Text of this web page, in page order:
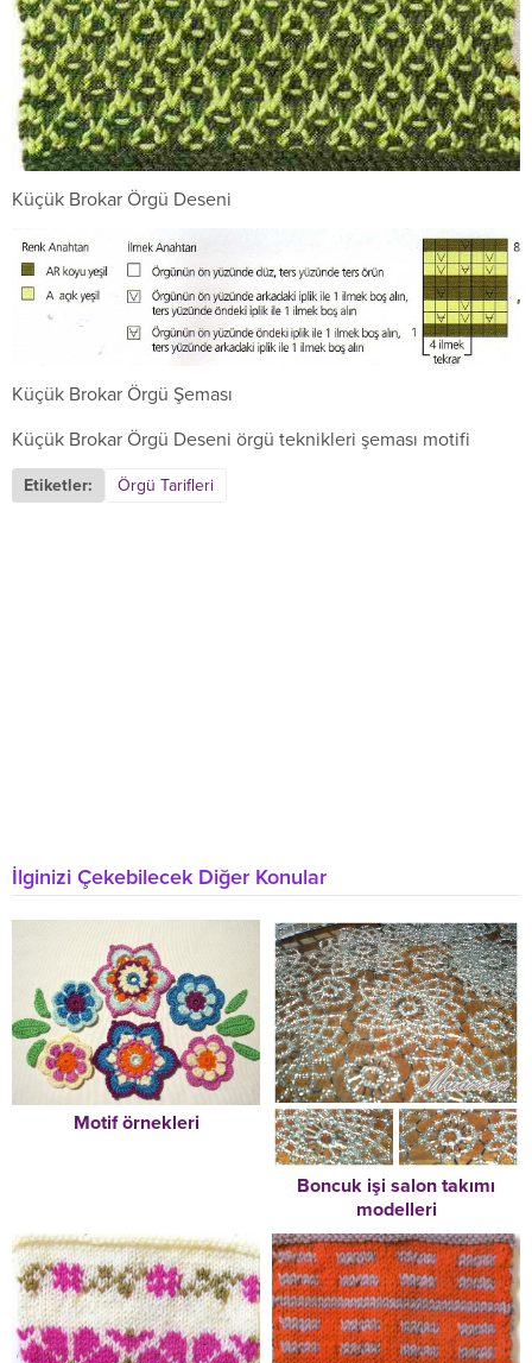
Küçük Brokar Örgü Deseni
Küçük Brokar Örgü Şeması
Küçük Brokar Örgü Deseni örgü teknikleri şeması motifi
Etiketler: Örgü Tarifleri
İlginizi Çekebilecek Diğer Konular
Motif örnekleri
Boncuk işi salon takımı
modelleri